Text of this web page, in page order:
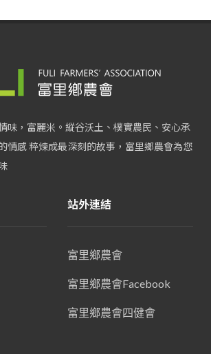
味，富麗米。縱谷沃土、樸實農民、安心承
情感 粹煉成最深刻的故事，富里鄉農會為您
站外連結
富里鄉農會
富里鄉農會Facebook
富里鄉農會四健會